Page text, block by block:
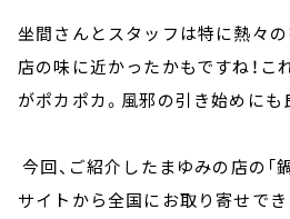
坐間さんとスタッフは特に熱々
店の味に近かったかもですね！こ
がポカポカ。風邪の引き始めにも
今回、ご紹介したまゆみの店の「
サイトから全国にお取り寄せでき